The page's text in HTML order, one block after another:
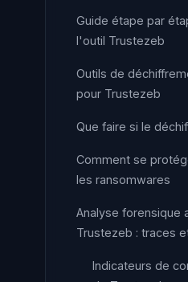
Guide étape par
l'outil Trustezeb
Outils de
pour Trustezeb
Que faire si le
Comment se
les ransomwares
Analyse forensique
Trustezeb : traces
Indicateurs de